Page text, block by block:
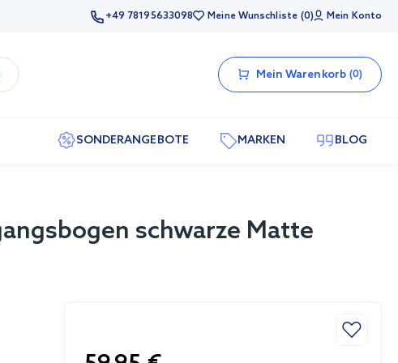
+49 78195633098 Meine Wunschliste 0 Mein Konto
Mein Warenkorb 0
SONDERANGEBOTE MARKEN BLOG
schwarze Matte